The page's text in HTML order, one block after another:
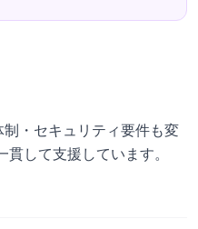
・セキュリティ要件も変
して支援しています。